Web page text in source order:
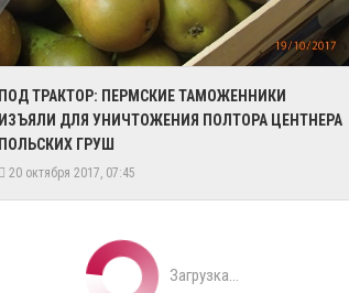
ПОД ТРАКТОР: ПЕРМСКИЕ ТАМОЖЕННИКИ
ИЗЪЯЛИ ДЛЯ УНИЧТОЖЕНИЯ ПОЛТОРА ЦЕНТНЕРА
ПОЛЬСКИХ ГРУШ
20 октября 2017, 07:45
Загрузка...